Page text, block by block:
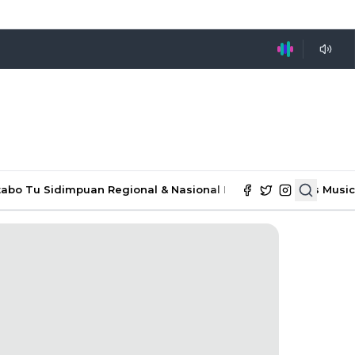
Tu Sidimpuan Regional & Nasional Ekonomi & Bisnis Music